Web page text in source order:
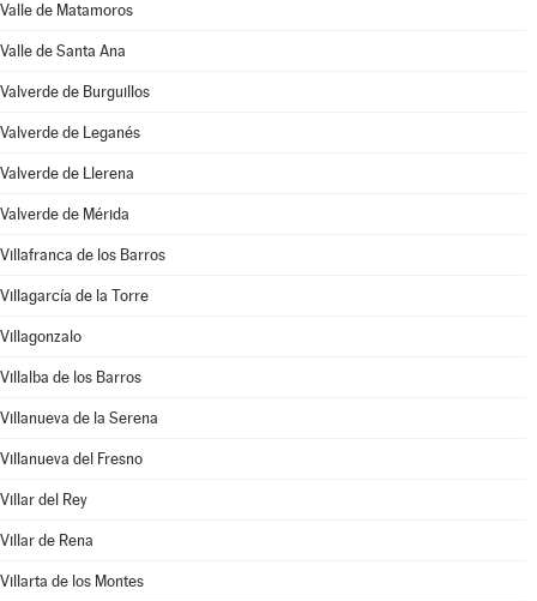
Valle de Matamoros
Valle de Santa Ana
Valverde de Burguillos
Valverde de Leganés
Valverde de Llerena
Valverde de Mérida
Villafranca de los Barros
Villagarcía de la Torre
Villagonzalo
Villalba de los Barros
Villanueva de la Serena
Villanueva del Fresno
Villar del Rey
Villar de Rena
Villarta de los Montes